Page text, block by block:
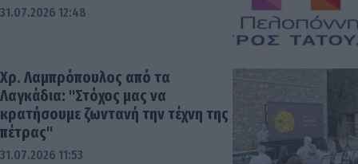
31.07.2026 12:48
Χρ. Λαμπρόπουλος από τα
Λαγκάδια: "Στόχος μας να
κρατήσουμε ζωντανή την τέχνη της
πέτρας"
31.07.2026 11:53